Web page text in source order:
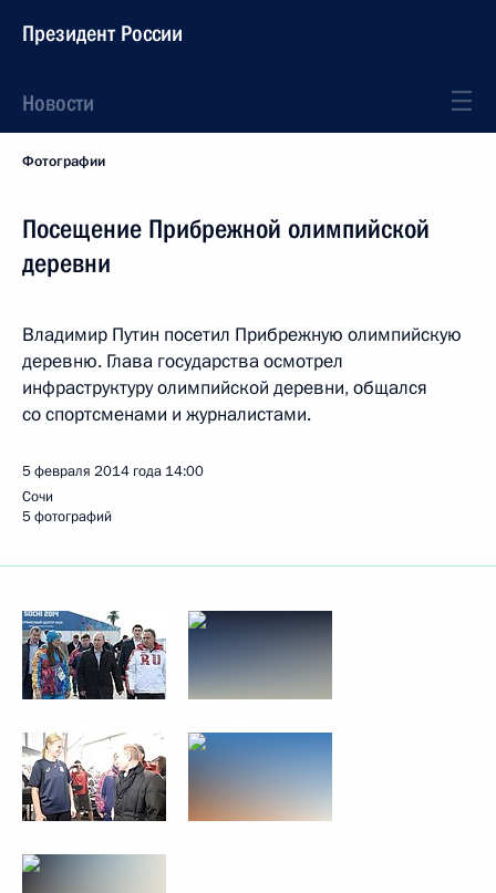
Президент России
Новости
Фотографии
Посещение Прибрежной олимпийской
деревни
Владимир Путин посетил Прибрежную олимпийскую
деревню. Глава государства осмотрел
инфраструктуру олимпийской деревни, общался
со спортсменами и журналистами.
5 февраля 2014 года 14:00
Сочи
5 фотографий